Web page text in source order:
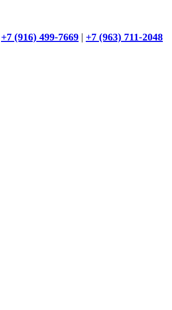
+7 (916) 499-7669 | +7 (963) 711-2048